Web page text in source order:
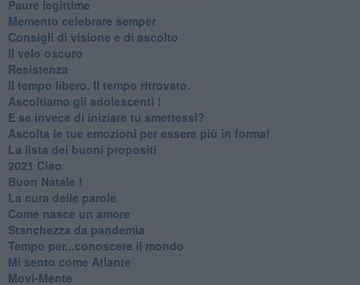
Paure legittime
​Memento celebrare semper
​Consigli di visione e di ascolto
​Il velo oscuro
Resistenza
​Il tempo libero. Il tempo ritrovato.
Ascoltiamo gli adolescenti !
​E se invece di iniziare tu smettessi?
​Ascolta le tue emozioni per essere più in forma!
​La lista dei buoni propositi
2021 Ciao
Buon Natale !
​La cura delle parole
​Come nasce un amore
Stanchezza da pandemia
​Tempo per...conoscere il mondo
​Mi sento come Atlante
​Movi-Mente